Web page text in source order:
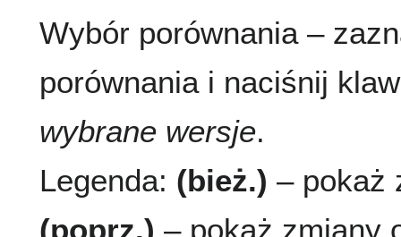
Wybór porównania –
porównania i naciśnij
wybrane wersje.
Legenda: (bież.) – pokaż
(poprz.) – pokaż zmiany